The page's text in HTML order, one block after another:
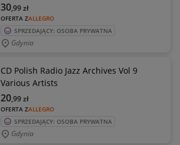
OFERTA ZALLEGRO
30,99zł
SPRZEDAJĄCY: OSOBA PRYWATNA
Gdynia
CD Polish Radio Jazz Archives Vol 9
Various Artists
OFERTA ZALLEGRO
20,99zł
SPRZEDAJĄCY: OSOBA PRYWATNA
Gdynia